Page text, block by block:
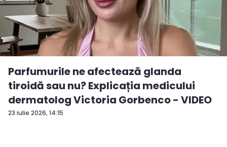
23 iulie 2026, 14:15
Parfumurile ne afectează glanda
tiroidă sau nu? Explicația medicului
dermatolog Victoria Gorbenco - VIDEO